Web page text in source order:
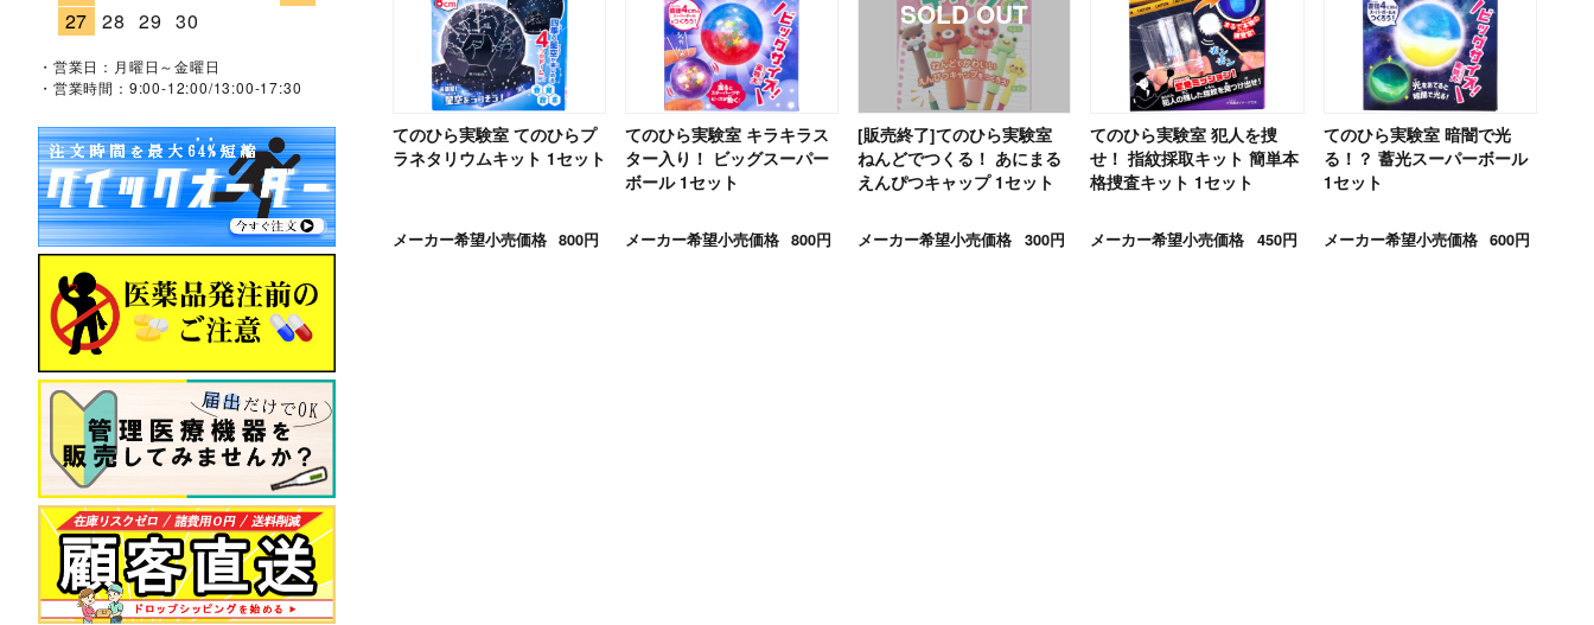
てのひら実験室 てのひらプ
ラネタリウムキット 1セット
メーカー希望小売価格 800円
てのひら実験室 キラキラス
ター入り！ ビッグスーパー
ボール 1セット
メーカー希望小売価格 800円
[販売終了]てのひら実験室
ねんどでつくる！ あにまる
えんぴつキャップ 1セット
メーカー希望小売価格 300円
てのひら実験室 犯人を捜
せ！ 指紋採取キット 簡単本
格捜査キット 1セット
メーカー希望小売価格 450円
てのひら実験室 暗闇で光
る！？ 蓄光スーパーボール
1セット
メーカー希望小売価格 600円
27 28 29 30
・営業日：月曜日～金曜日
・営業時間：9:00-12:00/13:00-17:30